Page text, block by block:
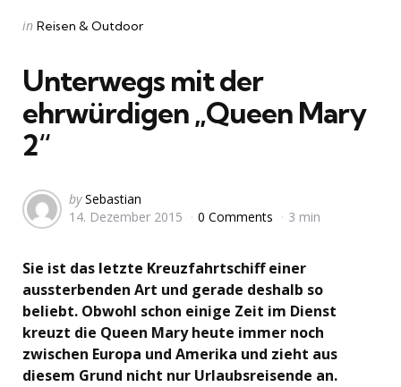
Categories
Posted
in Reisen & Outdoor
Unterwegs mit der
ehrwürdigen „Queen Mary
2“
Posted
by
by Sebastian
14. Dezember 2015
0 Comments 3 min
Sie ist das letzte Kreuzfahrtschiff einer
aussterbenden Art und gerade deshalb so
beliebt. Obwohl schon einige Zeit im Dienst
kreuzt die Queen Mary heute immer noch
zwischen Europa und Amerika und zieht aus
diesem Grund nicht nur Urlaubsreisende an.